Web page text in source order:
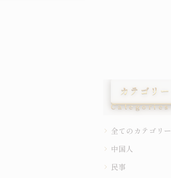
カテゴリー
Categories
全てのカテゴリー
中国人
民事